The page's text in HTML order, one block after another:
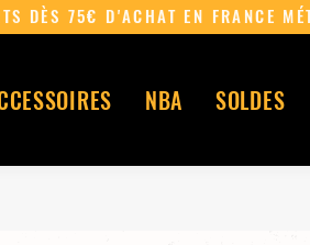
OFFERTS DÈS 75€ D'ACHAT EN
NBA SOLDES